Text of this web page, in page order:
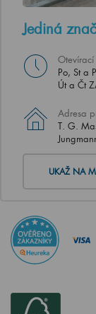
Jediná
Po, St a
Út a Čt
Adresa
T. G.
UKAŽ NA